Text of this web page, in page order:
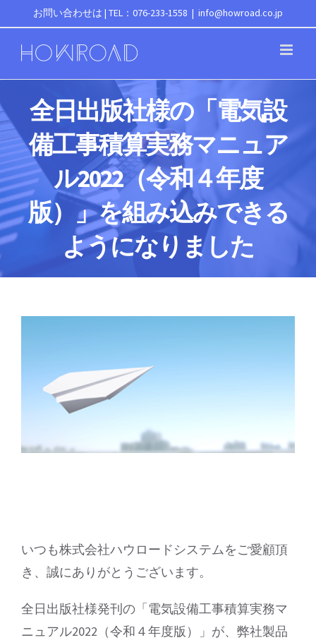
to
content
お問い合わせは | TEL：076-233-1558 | info@howroad.co.jp
全日出版社様の「電気設
備工事積算実務マニュア
ル2022（令和４年度
版）」を組み込みできる
ようになりました
いつも株式会社ハウロードシステムをご愛顧頂
き、誠にありがとうございます。
全日出版社様発刊の「電気設備工事積算実務マ
ニュアル2022（令和４年度版）」が、弊社製品